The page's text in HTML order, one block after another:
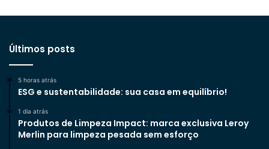
Últimos posts
5 horas atrás
ESG e sustentabilidade: sua casa em equilíbrio!
1 dia atrás
Produtos de Limpeza Impact: marca exclusiva Leroy
Merlin para limpeza pesada sem esforço